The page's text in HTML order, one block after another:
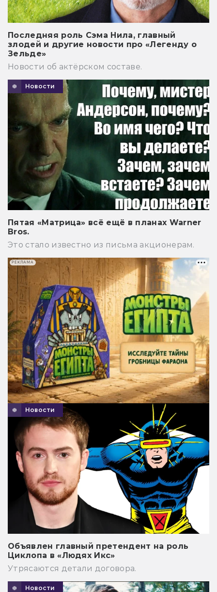
Последняя роль Сэма Нила, главный
злодей и другие новости про «Легенду о
Зельде»
Новости об актёрском составе.
Новости
Пятая «Матрица» всё ещё в планах Warner
Bros.
Это стало известно из письма акционерам.
Новости
Объявлен главный претендент на роль
Циклопа в «Людях Икс»
Утрясаются детали договора.
Новости
РЕКЛАМА